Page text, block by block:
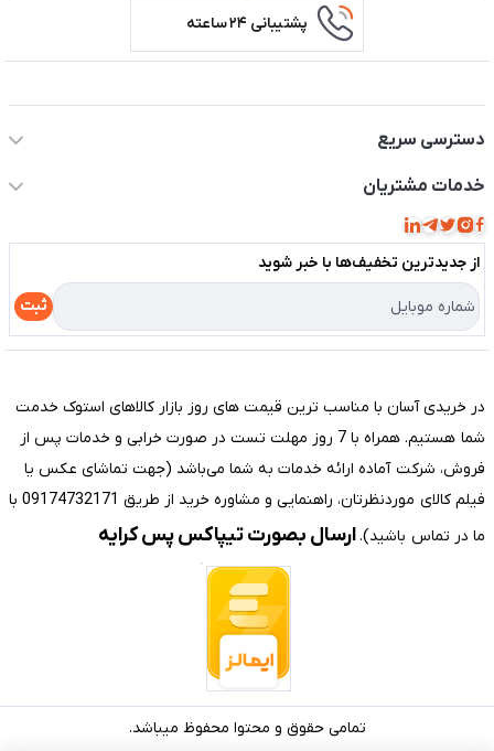
پشتیبانی ۲۴ ساعته
دسترسی سریع
حساب کاربری
مجله فروشگاه
لیست محصولات
درباره ما
تماس با ما
خدمات مشتریان
قوانین و مقررات
حریم خصوصی
راهنما
از جدید‌ترین تخفیف‌ها با‌ خبر شوید
ثبت
در خریدی آسان با مناسب ترین قیمت های روز بازار کالاهای استوک خدمت
شما هستیم. همراه با 7 روز مهلت تست در صورت خرابی و خدمات پس از
فروش، شرکت آماده ارائه خدمات به شما می‌باشد (جهت تماشای عکس یا
فیلم کالای موردنظرتان، راهنمایی و مشاوره خرید از طریق 09174732171 با
ما در تماس باشید).ارسال بصورت تیپاکس پس کرایه
تمامی حقوق و محتوا محفوظ میباشد.